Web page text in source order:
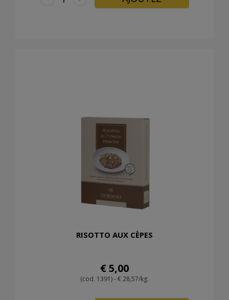
RISOTTO AUX CÈPES
€ 5,00
(cod. 1391) - € 28,57/kg.